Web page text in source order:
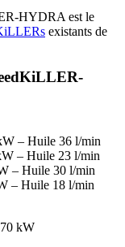
HYDRA est le
existants de
– Huile 36 l/min
– Huile 23 l/min
– Huile 30 l/min
– Huile 18 l/min
kW